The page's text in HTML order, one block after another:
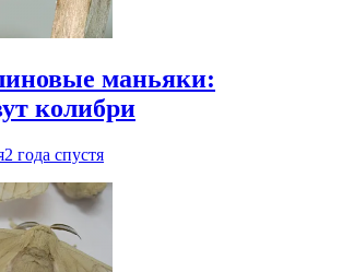
маньяки:
колибри
2 года спустя